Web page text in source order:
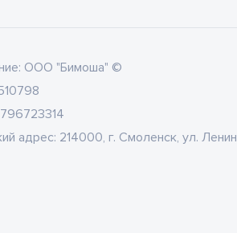
ООО "Бимоша" ©
адрес: 214000, г. Смоленск, ул.